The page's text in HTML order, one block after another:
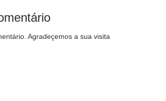
Agradeçemos a sua visita